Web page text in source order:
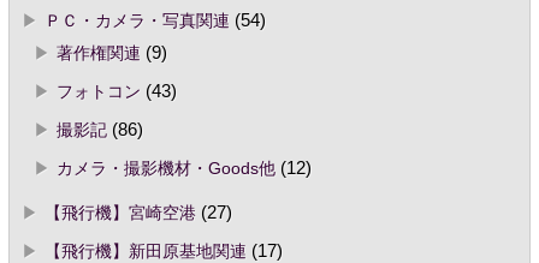
ＰＣ・カメラ・写真関連 (54)
著作権関連 (9)
フォトコン (43)
撮影記(86)
カメラ・撮影機材・Goods他(12)
【飛行機】宮崎空港(27)
【飛行機】新田原基地関連 (17)